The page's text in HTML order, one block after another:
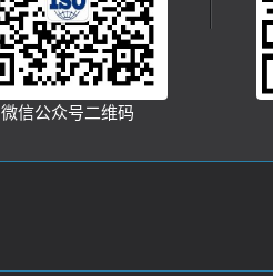
微信公众号二维码